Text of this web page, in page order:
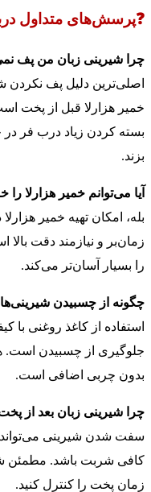
❓پرسش‌های متداول
چرا شیرینی زبان من پف
اصلی‌ترین دلیل پف نکردن
خمیر هزارلا قبل از پخت
بسته کردن زیاد درب فر
بزند.
آیا می‌توانم خمیر هزارلا
بله، امکان تهیه خمیر
زمان‌بر و نیازمند دقت بالا
را بسیار آسان‌تر می‌کند.
چگونه از چسبیدن
جلوگیری از چسبیدن است.
بدون چربی اضافی است.
چرا شیرینی زبان بعد از
سفت شدن شیرینی
کافی شربت باشد. مطمئن
زمان پخت را کنترل کنید.